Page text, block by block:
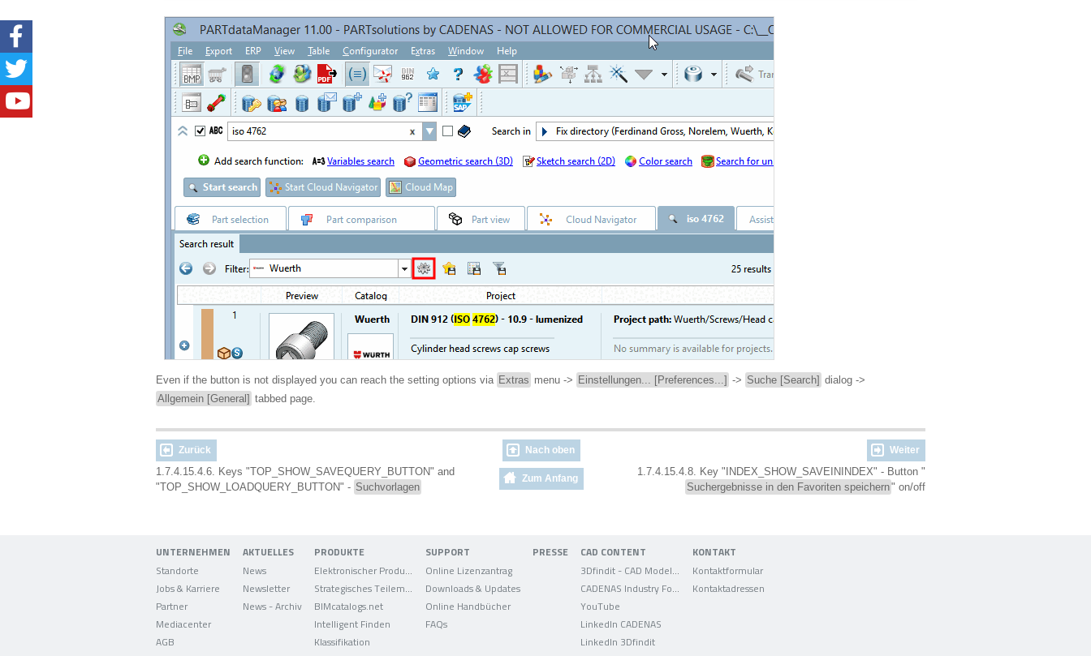
Even if the button is not displayed you can reach the setting options via Extras menu -> Einstellungen... [Preferences...] -> Suche [Search] dialog ->
Allgemein [General] tabbed page.
Zurück Nach oben Weiter
1.7.4.15.4.6. Keys "TOP_SHOW_SAVEQUERY_BUTTON" and
"TOP_SHOW_LOADQUERY_BUTTON" - Suchvorlagen
Zum Anfang
1.7.4.15.4.8. Key "INDEX_SHOW_SAVEININDEX" - Button "
Suchergebnisse in den Favoriten speichern" on/off
UNTERNEHMEN
Standorte
Jobs & Karriere
Partner
Mediacenter
AGB
AKTUELLES
News
Newsletter
News - Archiv
PRODUKTE
BIMcatalogs.net
Intelligent Finden
Klassifikation
SUPPORT
Online Lizenzantrag
Downloads & Updates
Online Handbücher
FAQs
PRESSE CAD CONTENT
YouTube
LinkedIn CADENAS
LinkedIn 3Dfindit
KONTAKT
Kontaktformular
Kontaktadressen